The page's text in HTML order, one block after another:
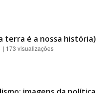
terra é a nossa
| 173 visualizações